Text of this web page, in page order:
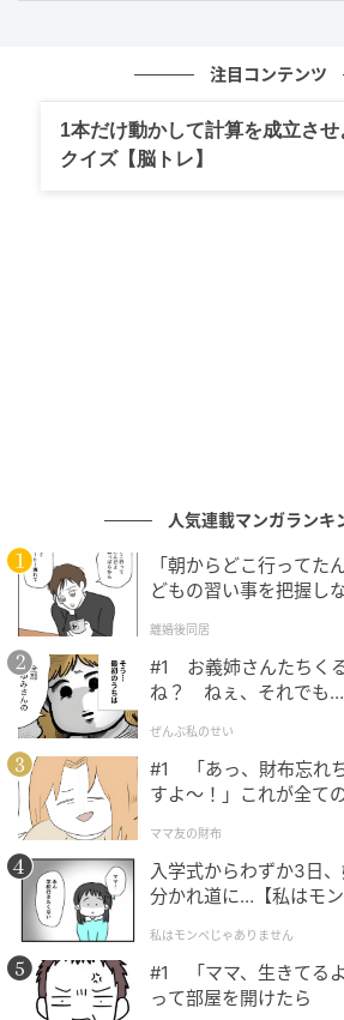
ウィンザー城のセント・ジョージ
年恒例のイースター礼拝に、両親
ョージ王子たち3きょうだい。王子
Karwai Tang / Getty Images
注目コンテンツ
1本だけ動かして計算を成立さ
クイズ【脳トレ】
人気連載マンガランキ
「朝からどこ行ってた
どもの習い事を把握し
離婚後同居
#1 お義姉さんたちく
ね？ ねぇ、それでも…
ぜんぶ私のせい
#1 「あっ、財布忘れ
すよ〜！」これが全て
ママ友の財布
入学式からわずか3日
分かれ道に…【私はモ
私はモンペじゃありません
#1 「ママ、生きてる
って部屋を開けたら